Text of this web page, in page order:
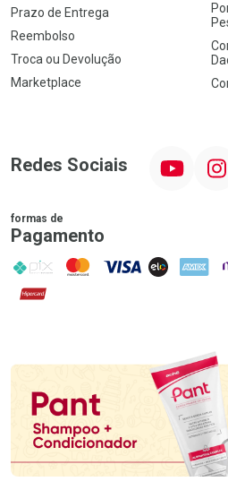
Prazo de Entrega
Reembolso
Troca ou Devolução
Marketplace
Redes Sociais
formas de
Pagamento
PIX MasterCard
VISA ELO AMEX
Hipercard
Promoção em